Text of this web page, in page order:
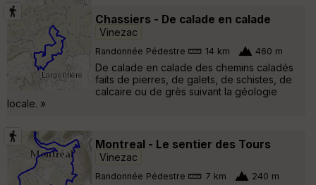
Chassiers - De calade en calade
Vinezac
Randonnée Pédestre 14 km 460 m
De calade en calade des chemins caladés
faits de pierres, de galets, de schistes, de
calcaire ou de grès suivant la géologie
locale. »
Montreal - Le sentier des Tours
Vinezac
Randonnée Pédestre 7 km 240 m